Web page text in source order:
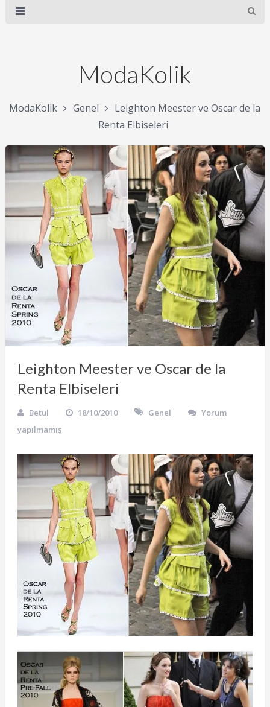
ModaKolik
ModaKolik Genel
Leighton Meester ve Oscar de la
Renta Elbiseleri
Leighton Meester ve Oscar de la
Renta Elbiseleri
Betül 18/10/2010 Genel
Yorum
yapılmamış